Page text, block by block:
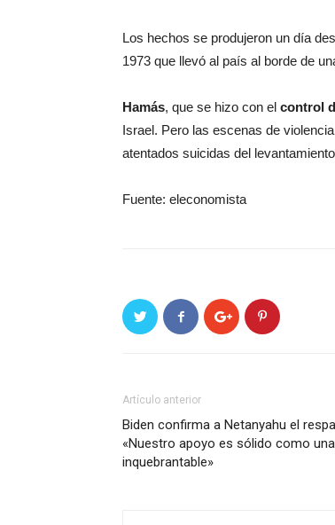
Los hechos se produjeron un día
1973 que llevó al país al borde de
Hamás, que se hizo con el control
Israel. Pero las escenas de
atentados suicidas del
Fuente: eleconomista
Artículo anterior
Biden confirma a Netanyahu el
«Nuestro apoyo es sólido como
inquebrantable»